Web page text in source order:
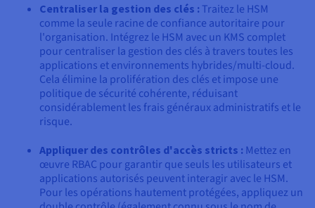
Centraliser la gestion des clés : Traitez le HSM
comme la seule racine de confiance autoritaire pour
l'organisation. Intégrez le HSM avec un KMS complet
pour centraliser la gestion des clés à travers toutes les
applications et environnements hybrides/multi-cloud.
Cela élimine la prolifération des clés et impose une
politique de sécurité cohérente, réduisant
considérablement les frais généraux administratifs et le
risque.
Appliquer des contrôles d'accès stricts : Mettez en
œuvre RBAC pour garantir que seuls les utilisateurs et
applications autorisés peuvent interagir avec le HSM.
Pour les opérations hautement protégées, appliquez un